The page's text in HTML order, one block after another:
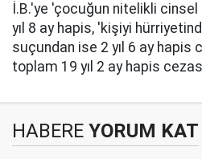
İ.B.'ye 'çocuğun nitelikli
yıl 8 ay hapis, 'kişiyi
suçundan ise 2 yıl 6 ay hapis
toplam 19 yıl 2 ay hapis
HABERE YORUM KAT